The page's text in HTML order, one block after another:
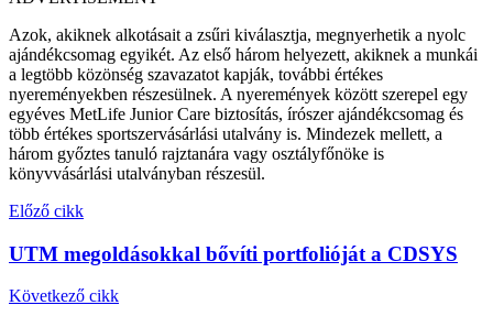
Azok, akiknek alkotásait a zsűri kiválasztja, megnyerhetik a nyolc
ajándékcsomag egyikét. Az első három helyezett, akiknek a munkái
a legtöbb közönség szavazatot kapják, további értékes
nyereményekben részesülnek. A nyeremények között szerepel egy
egyéves MetLife Junior Care biztosítás, írószer ajándékcsomag és
több értékes sportszervásárlási utalvány is. Mindezek mellett, a
három győztes tanuló rajztanára vagy osztályfőnöke is
könyvvásárlási utalványban részesül.
Előző cikk
UTM megoldásokkal bővíti portfolióját a CDSYS
Következő cikk